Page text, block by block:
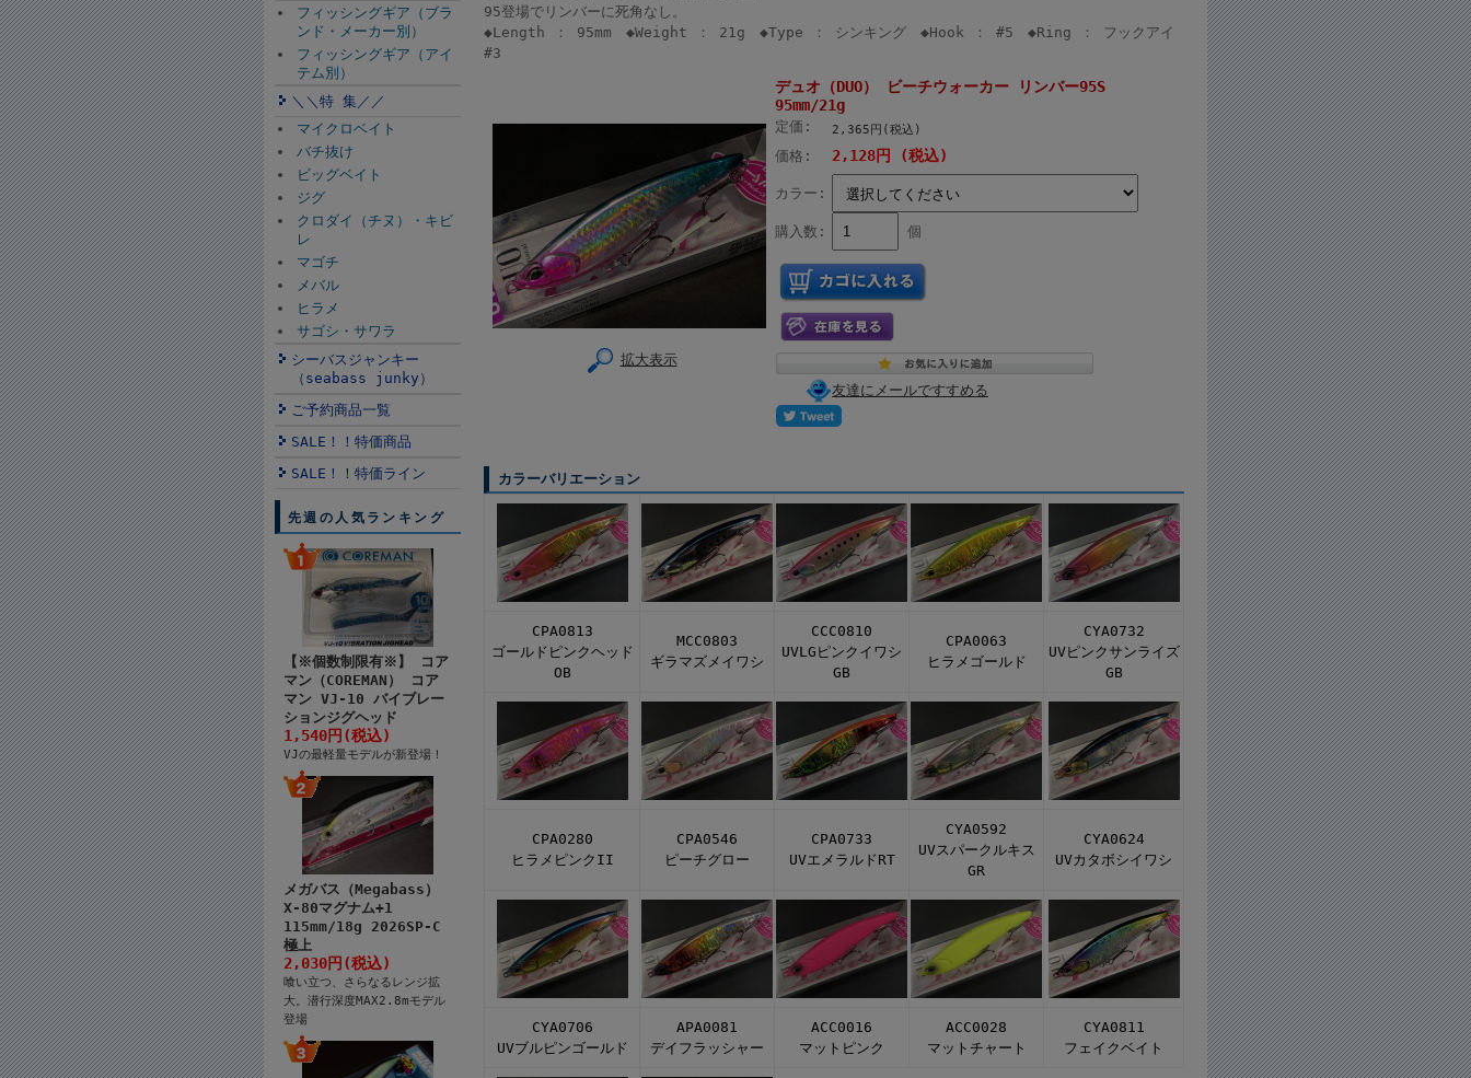
フィッシングギア（ブラ
ンド・メーカー別）
フィッシングギア（アイ
テム別）
＼＼特 集／／
マイクロベイト
バチ抜け
ビッグベイト
ジグ
クロダイ（チヌ）・キビ
レ
マゴチ
メバル
ヒラメ
サゴシ・サワラ
シーバスジャンキー
（seabass junky）
ご予約商品一覧
SALE！！特価商品
SALE！！特価ライン
先週の人気ランキング
【※個数制限有※】 コア
マン（COREMAN） コア
マン VJ-10 バイブレー
ションジグヘッド
1,540円(税込)
VJの最軽量モデルが新登場！
メガバス（Megabass）
X-80マグナム+1
115mm/18g 2026SP-C
極上
2,030円(税込)
喰い立つ、さらなるレンジ拡
大。潜行深度MAX2.8mモデル
登場
95登場でリンバーに死角なし。
◆Length ： 95mm ◆Weight ： 21g ◆Type ： シンキング ◆Hook ： #5 ◆Ring ： フックアイ
#3
拡大表示
デュオ（DUO） ビーチウォーカー リンバー95S
95mm/21g
定価: 2,365円(税込)
価格: 2,128円 (税込)
カラー:
購入数: 個
友達にメールですすめる
カラーバリエーション
CPA0813
ゴールドピンクヘッド
OB
MCC0803
ギラマズメイワシ
CCC0810
UVLGピンクイワシ
GB
CPA0063
ヒラメゴールド
CYA0732
UVピンクサンライズ
GB
CPA0280
ヒラメピンクII
CPA0546
ピーチグロー
CPA0733
UVエメラルドRT
CYA0592
UVスパークルキス
GR
CYA0624
UVカタボシイワシ
CYA0706
UVブルピンゴールド
APA0081
デイフラッシャー
ACC0016
マットピンク
ACC0028
マットチャート
CYA0811
フェイクベイト